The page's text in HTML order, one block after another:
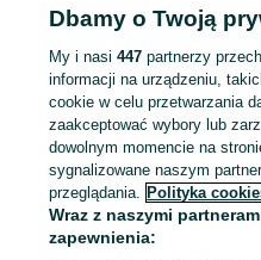
Zaloguj się lub załóż konto
sprzedającym
Zaloguj się / Załóż konto
Wyślij wiadomość
Dbamy o Twoją
My i nasi447 partnerzy
informacji na urządzeniu,
cookie w celu przetwarzania
zaakceptować wybory lub
dowolnym momencie na
sygnalizowane naszym
przeglądania. Polityka
Wraz z naszymi
zapewnienia: